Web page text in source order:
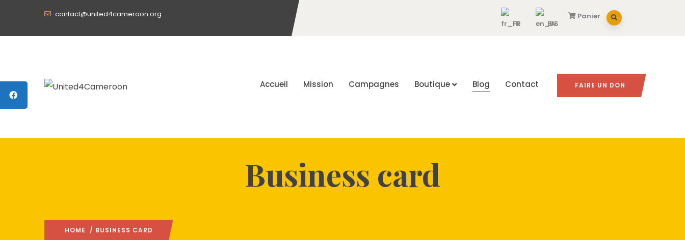
contact@united4cameroon.org
FR
EN
Panier
Accueil Mission Campagnes Boutique Blog Contact FAIRE UN DON
Business card
HOME / BUSINESS CARD